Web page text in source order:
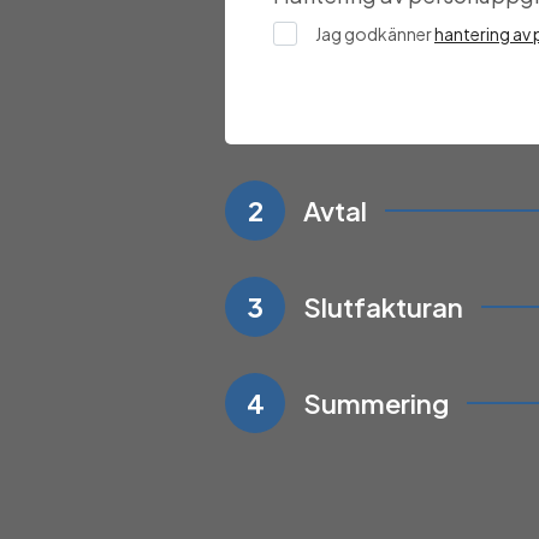
Jag godkännerhantering
2 Avtal
3 Slutfakturan
4 Summering